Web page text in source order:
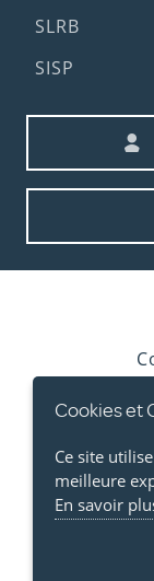
Footer
(2nd
SLRB
SISP
Footer
Cookies et
Ce site
meilleure
En savoir